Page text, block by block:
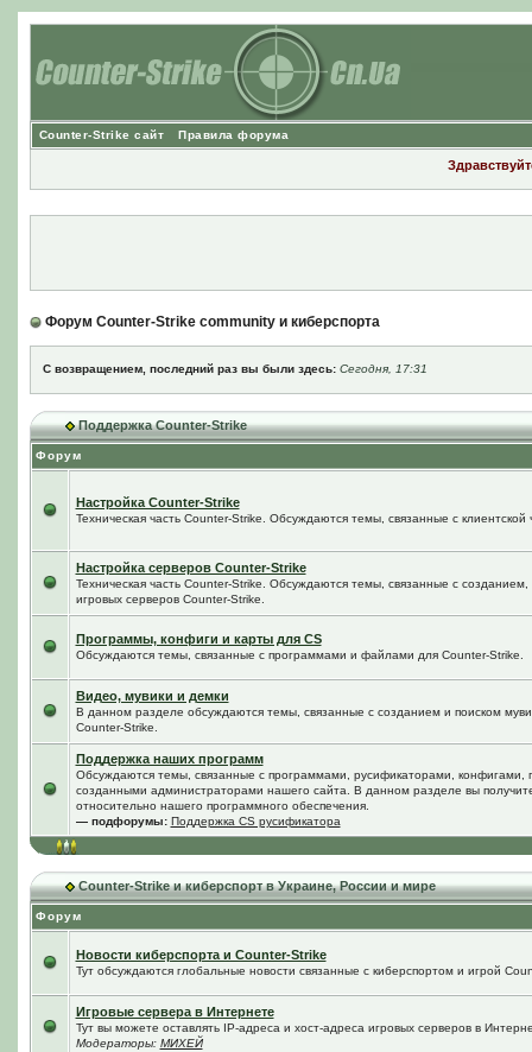
Counter-Strike сайт Правила форума
Форум Counter-Strike community и киберспорта
С возвращением, последний раз вы были здесь: Сегодня, 17:31
Поддержка Counter-Strike
Форум
Настройка Counter-Strike
Техническая часть Counter-Strike. Обсуждаются темы, связанные с клиентской
Настройка серверов Counter-Strike
Техническая часть Counter-Strike. Обсуждаются темы, связанные с
игровых серверов Counter-Strike.
Программы, конфиги и карты для CS
Обсуждаются темы, связанные с программами и файлами для Counter-Strike.
Видео, мувики и демки
В данном разделе обсуждаются темы, связанные с созданием и поиском
Counter-Strike.
Поддержка наших программ
Обсуждаются темы, связанные с программами, русификаторами, конфигами,
созданными администраторами нашего сайта. В данном разделе вы
относительно нашего программного обеспечения.
— подфорумы: Поддержка CS русификатора
Counter-Strike и киберспорт в Украине, России и мире
Форум
Новости киберспорта и Counter-Strike
Тут обсуждаются глобальные новости связанные с киберспортом и игрой
Игровые сервера в Интернете
Тут вы можете оставлять IP-адреса и хост-адреса игровых серверов в
Модераторы: МИХЕЙ